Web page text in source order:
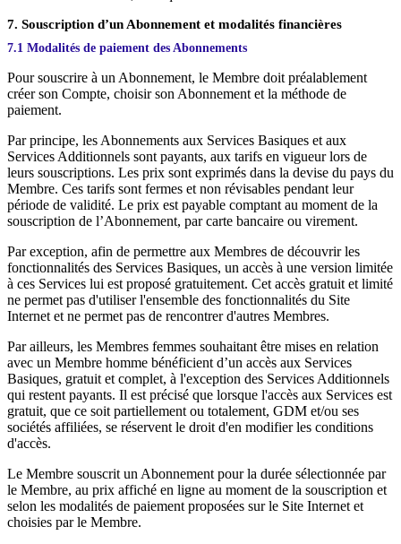
7. Souscription d’un Abonnement et modalités financières
7.1 Modalités de paiement des Abonnements
Pour souscrire à un Abonnement, le Membre doit préalablement
créer son Compte, choisir son Abonnement et la méthode de
paiement.
Par principe, les Abonnements aux Services Basiques et aux
Services Additionnels sont payants, aux tarifs en vigueur lors de
leurs souscriptions. Les prix sont exprimés dans la devise du pays du
Membre. Ces tarifs sont fermes et non révisables pendant leur
période de validité. Le prix est payable comptant au moment de la
souscription de l’Abonnement, par carte bancaire ou virement.
Par exception, afin de permettre aux Membres de découvrir les
fonctionnalités des Services Basiques, un accès à une version limitée
à ces Services lui est proposé gratuitement. Cet accès gratuit et limité
ne permet pas d'utiliser l'ensemble des fonctionnalités du Site
Internet et ne permet pas de rencontrer d'autres Membres.
Par ailleurs, les Membres femmes souhaitant être mises en relation
avec un Membre homme bénéficient d’un accès aux Services
Basiques, gratuit et complet, à l'exception des Services Additionnels
qui restent payants. Il est précisé que lorsque l'accès aux Services est
gratuit, que ce soit partiellement ou totalement, GDM et/ou ses
sociétés affiliées, se réservent le droit d'en modifier les conditions
d'accès.
Le Membre souscrit un Abonnement pour la durée sélectionnée par
le Membre, au prix affiché en ligne au moment de la souscription et
selon les modalités de paiement proposées sur le Site Internet et
choisies par le Membre.